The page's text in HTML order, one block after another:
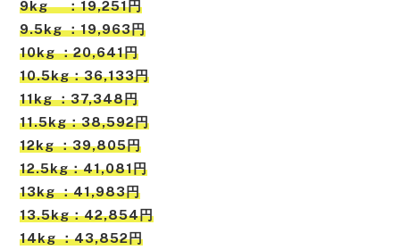
9kg ：19,251円
9.5kg ：19,963円
10kg ：20,641円
10.5kg：36,133円
11kg ：37,348円
11.5kg：38,592円
12kg ：39,805円
12.5kg：41,081円
13kg ：41,983円
13.5kg：42,854円
14kg ：43,852円